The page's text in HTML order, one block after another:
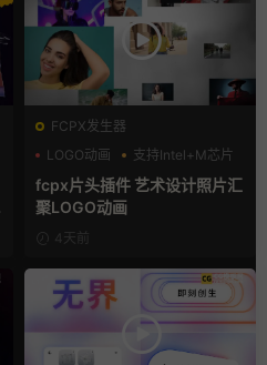
FCPX发生器
LOGO动画
支持Intel+M芯片
汇聚
fcpx片头插件 艺术设计照片汇
聚LOGO动画
4天前